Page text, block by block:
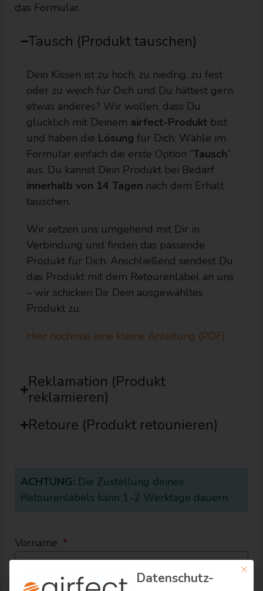
das Formular.
Tausch (Produkt tauschen)
Dein Kissen ist zu hoch, zu niedrig, zu fest
oder zu weich für Dich und Du hättest gern
etwas anderes? Wir wollen, dass Du
glücklich mit Deinem airfect-Produkt bist
und haben die Lösung für Dich: Wähle im
Formular einfach die erste Option “Tausch”
aus. Du kannst Dein Produkt bei Bedarf
innerhalb von 14 Tagen nach dem Erhalt
tauschen.
Wir setzen uns umgehend mit Dir in
Verbindung und finden das passende
Produkt für Dich. Anschließend sendest Du
das Produkt mit dem Retourenlabel an uns
– wir schicken Dir Dein ausgewähltes
Produkt zu.
Hier nochmal eine kleine Anleitung (PDF)
Reklamation (Produkt
reklamieren)
Retoure (Produkt retounieren)
ACHTUNG: Die Zustellung deines
Retourenlabels kann 1-2 Werktage dauern.
Vorname
Mit
Datenschutz-